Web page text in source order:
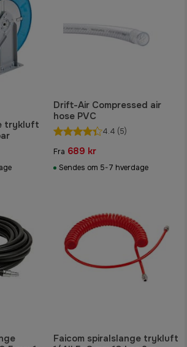
trykluft
Drift-Air Compressed air
hose PVC
4.4 (5)
Fra 689 kr
Sendes om 5-7 hverdage
Faicom spiralslange trykluft